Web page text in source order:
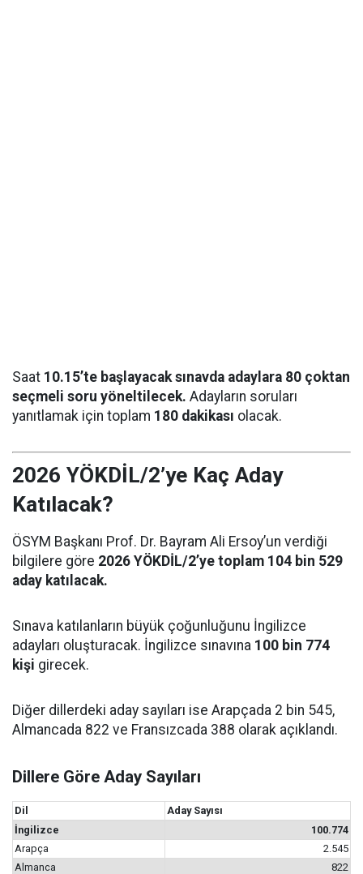
Saat 10.15’te başlayacak sınavda adaylara 80 çoktan
seçmeli soru yöneltilecek. Adayların soruları
yanıtlamak için toplam 180 dakikası olacak.
2026 YÖKDİL/2’ye Kaç Aday
Katılacak?
ÖSYM Başkanı Prof. Dr. Bayram Ali Ersoy’un verdiği
bilgilere göre 2026 YÖKDİL/2’ye toplam 104 bin 529
aday katılacak.
Sınava katılanların büyük çoğunluğunu İngilizce
adayları oluşturacak. İngilizce sınavına 100 bin 774
kişi girecek.
Diğer dillerdeki aday sayıları ise Arapçada 2 bin 545,
Almancada 822 ve Fransızcada 388 olarak açıklandı.
Dillere Göre Aday Sayıları
Dil
Aday Sayısı
İngilizce
100.774
Arapça
2.545
Almanca
822